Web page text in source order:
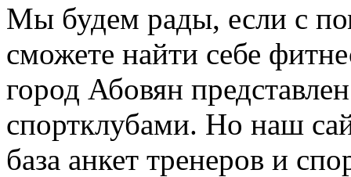
Мы будем рады, если с
сможете найти себе
город Абовян
спортклубами. Но наш
база анкет тренеров и